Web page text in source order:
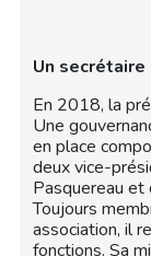
Un
En 2018, la
Une
en place
deux vice-
Pasquereau et
Toujours
association, il
fonctions. Sa